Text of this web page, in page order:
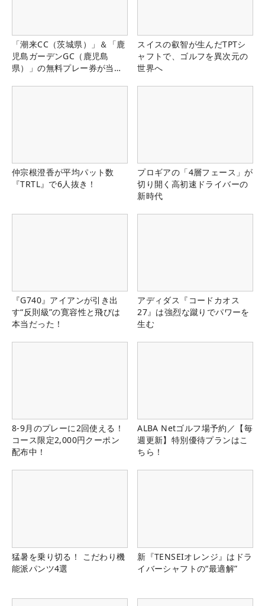
「潮来CC（茨城県）」＆「鹿
児島ガーデンGC（鹿児島
県）」の無料プレー券が当た
スイスの叡智が生んだTPTシ
ャフトで、ゴルフを異次元の
世界へ
仲宗根澄香が平均パット数
『TRTL』で6人抜き！
プロギアの「4層フェース」が
切り開く高初速ドライバーの
新時代
『G740』アイアンが引き出
す“反則級”の寛容性と飛びは
本当だった！
アディダス『コードカオス
27』は強烈な蹴りでパワーを
生む
8-9月のプレーに2回使える！
コース限定2,000円クーポン
配布中！
ALBA Netゴルフ場予約／【毎
週更新】特別優待プランはこ
ちら！
猛暑を乗り切る！ こだわり機
能派パンツ4選
新『TENSEIオレンジ』はドラ
イバーシャフトの“最適解”